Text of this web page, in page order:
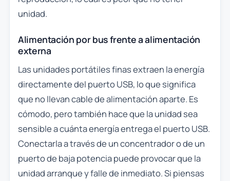
unidad.
Alimentación por bus frente a alimentación
externa
Las unidades portátiles finas extraen la energía
directamente del puerto USB, lo que significa
que no llevan cable de alimentación aparte. Es
cómodo, pero también hace que la unidad sea
sensible a cuánta energía entrega el puerto USB.
Conectarla a través de un concentrador o de un
puerto de baja potencia puede provocar que la
unidad arranque y falle de inmediato. Si piensas